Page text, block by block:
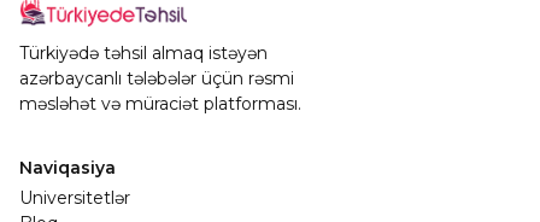
Türkiyədə təhsil almaq istəyən
azərbaycanlı tələbələr üçün rəsmi
məsləhət və müraciət platforması.
Naviqasiya
Universitetlər